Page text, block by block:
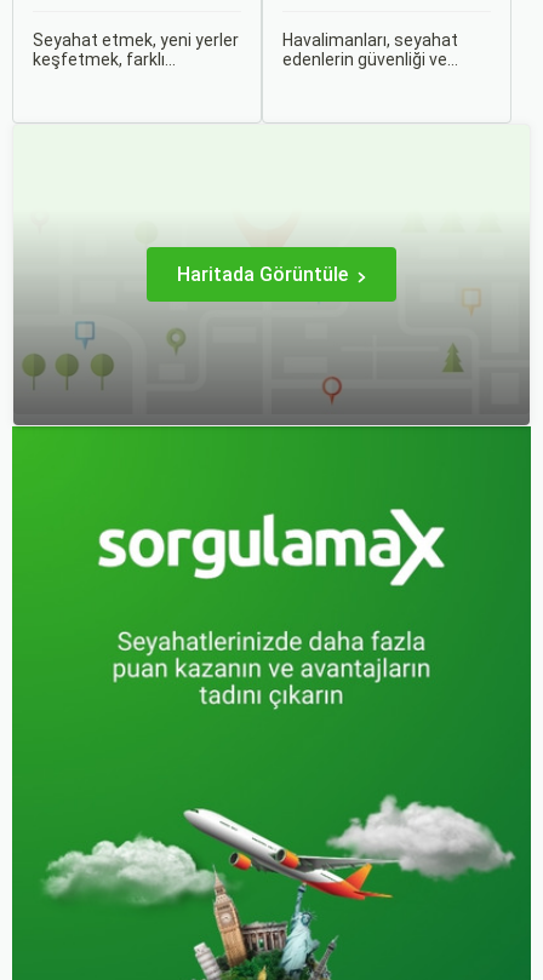
Seyahat etmek, yeni yerler
keşfetmek, farklı
Havalimanları, seyahat
edenlerin güvenliği ve
alacağız.
Haritada Görüntüle